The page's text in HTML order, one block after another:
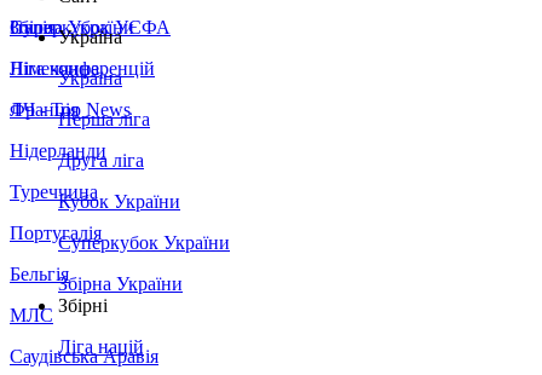
Збірна України
Італія
Німеччина
Франція
Нідерланди
Туреччина
Португалія
Бельгія
МЛС
Саудівська Аравія
Суперкубок УЄФА
Ліга конференцій
ЛЧ - Top News
Україна
Україна
Перша ліга
Друга ліга
Кубок України
Суперкубок України
Збірна України
Збірні
Ліга націй